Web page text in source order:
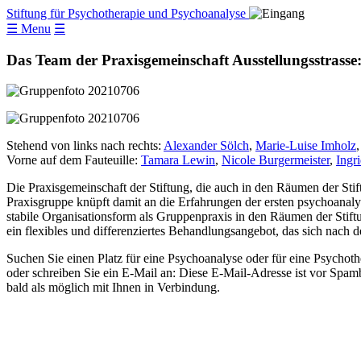
Stiftung für Psychotherapie und Psychoanalyse
☰ Menu ☰
Das Team der Praxisgemeinschaft Ausstellungsstrasse:
Stehend von links nach rechts: Alexander Sölch, Marie-Luise Imholz
Vorne auf dem Fauteuille: Tamara Lewin, Nicole Burgermeister,
Die Praxisgemeinschaft der Stiftung, die auch in den Räumen der
Praxisgruppe knüpft damit an die Erfahrungen der ersten
stabile Organisationsform als Gruppenpraxis in den Räumen der
ein flexibles und differenziertes Behandlungsangebot, das sich nach
Suchen Sie einen Platz für eine Psychoanalyse oder für eine
oder schreiben Sie ein E-Mail an: Diese E-Mail-Adresse ist vor
bald als möglich mit Ihnen in Verbindung.